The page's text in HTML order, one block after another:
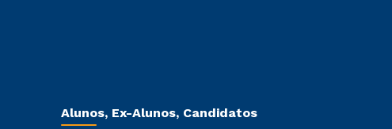
Alunos, Ex-Alunos, Candidatos